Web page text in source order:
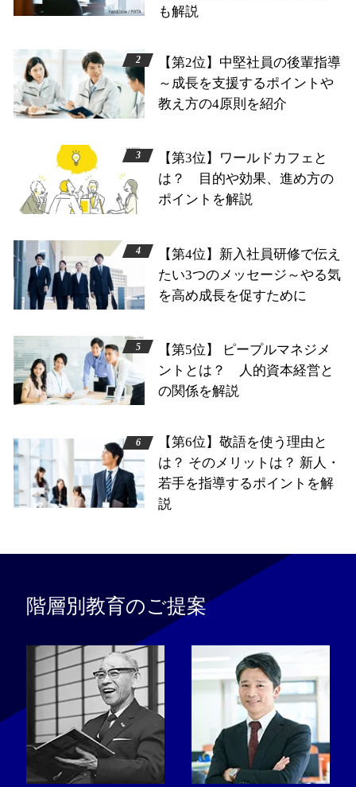
も解説
【第2位】中堅社員の後輩指導
～成長を支援するポイントや
教え方の4原則を紹介
【第3位】ワールドカフェと
は？ 目的や効果、進め方の
ポイントを解説
【第4位】新入社員研修で伝え
たい3つのメッセージ～やる気
を高め成長を促すために
【第5位】 ピープルマネジメ
ントとは？ 人的資本経営と
の関係を解説
【第6位】敬語を使う理由と
は？ そのメリットは？ 新人・
若手を指導するポイントを解
説
階層別教育のご提案